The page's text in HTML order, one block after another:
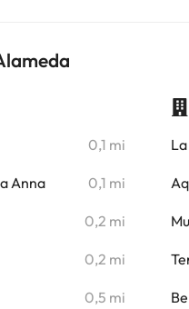
0,1 mi
Anna 0,1 mi
0,2 mi
0,2 mi
0,5 mi